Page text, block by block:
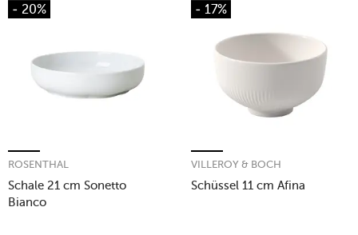
- 20%
Schale 21 cm Sonetto
Bianco
ROSENTHAL
- 17%
Schüssel 11 cm Afina
VILLEROY & BOCH